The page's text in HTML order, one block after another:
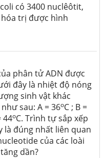
có 3400 nuclêôtit,
hóa trị được hình
phân tử ADN được
đây là nhiệt độ nóng
sinh vật khác
sau: A = 36oC ; B =
44oC. Trình tự sắp xếp
là đúng nhất liên quan
của các loài
dần?